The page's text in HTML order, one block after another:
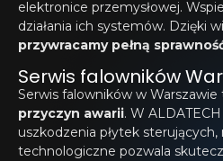
elektronice przemysłowej.
działania ich systemów. Dzięki
przywracamy pełną
Serwis falowników
Serwis falowników w
przyczyn awarii. W
uszkodzenia płytek
technologiczne pozwala